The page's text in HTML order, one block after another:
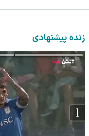
زنده پیشنهادی